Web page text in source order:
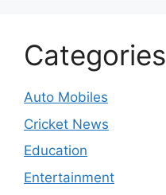
Categories
Auto Mobiles
Cricket News
Education
Entertainment